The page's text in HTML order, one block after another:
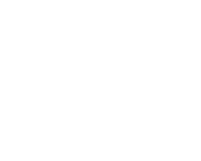
以上のプラットフォームを見る
トとライブゲームオペレーション
ーザーを獲得する
体験に変換する
体験を促進する
イド
ターを祝う
旅を始めましょう
トプラクティス
せる